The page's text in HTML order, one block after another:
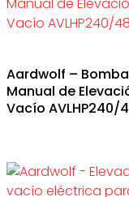
Aardwolf – Bomba
Manual de
Vacío AVLHP240/